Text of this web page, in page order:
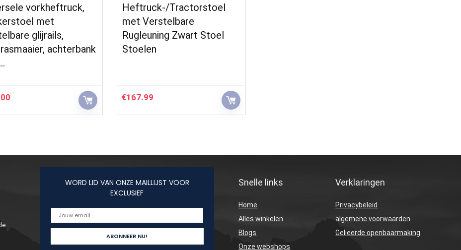
vorkheftruck,
met
glijrails,
achterbank
Heftruck-/Tractorstoel
met Verstelbare
Rugleuning Zwart Stoel
Stoelen
€167.99
WORD LID VAN ONZE MAILLIJST VOOR
EXCLUSIEF
Snelle links
Home
Alles winkelen
Blogs
Onze webshops
Verklaringen
Privacybeleid
algemene voorwaarden
Gelieerde openbaarmaking